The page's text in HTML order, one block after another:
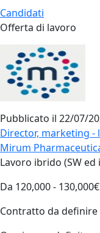
Candidati
Offerta di lavoro
Pubblicato il 22/07/
Director, marketing
Mirum
Lavoro ibrido (SW ed
Da 120,000 -
Contratto da definire